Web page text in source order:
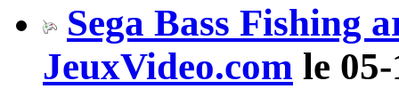
Sega Bass Fishing
JeuxVideo.com le